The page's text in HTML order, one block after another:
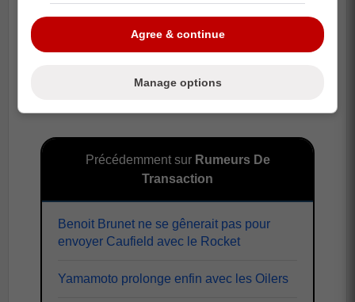
Précédemment sur Rumeurs De
Transaction
Benoit Brunet ne se gênerait pas pour
envoyer Caufield avec le Rocket
Yamamoto prolonge enfin avec les Oilers
Agree & continue
Manage options